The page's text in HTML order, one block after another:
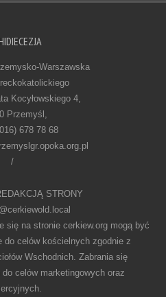
Warszawska
Kocyłowskiego 4,
Przemyśl,
678 78 68
/
STRONY
się na stronie cerkiew.org mogą być
do celów kościelnych zgodnie z
Wschodnich. Zabrania się
celów marketingowych oraz